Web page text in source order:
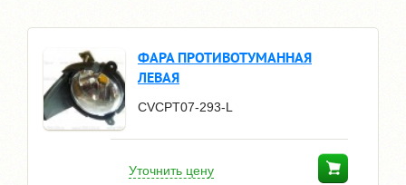
ФАРА ПРОТИВОТУМАННАЯ
ЛЕВАЯ
CVCPT07-293-L
Уточнить цену